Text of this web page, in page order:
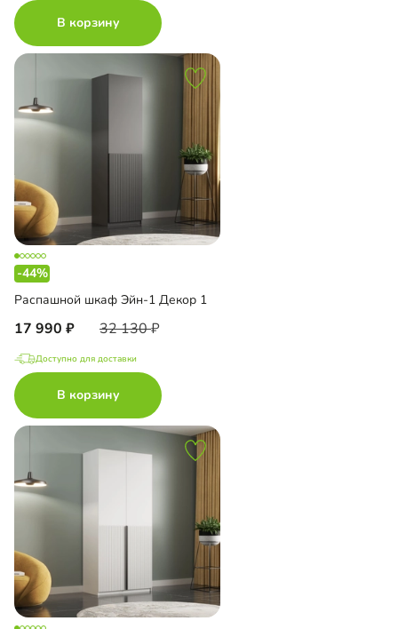
В корзину
-44%
Распашной шкаф Эйн-1 Декор 1
17 990 32 130
Доступно для доставки
В корзину